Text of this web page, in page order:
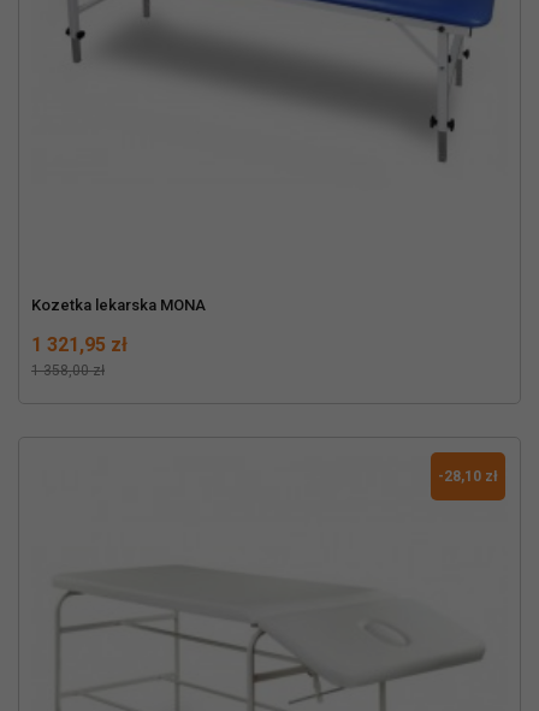
Kozetka lekarska MONA
Cena
1 321,95 zł
Normalna cena
1 358,00 zł
-28,10 zł